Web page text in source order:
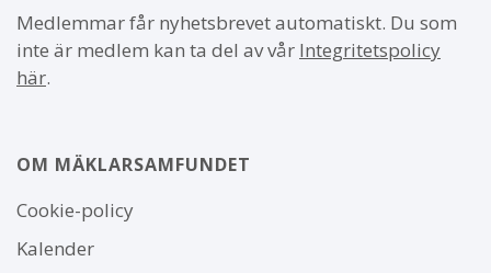
Medlemmar får nyhetsbrevet automatiskt. Du som
inte är medlem kan ta del av vår Integritetspolicy
här.
OM MÄKLARSAMFUNDET
Om
webbplatsen
Cookie-policy
Kalender